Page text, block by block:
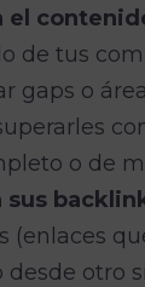
el
de tus
gaps o
o de
sus
(enlaces
desde otro